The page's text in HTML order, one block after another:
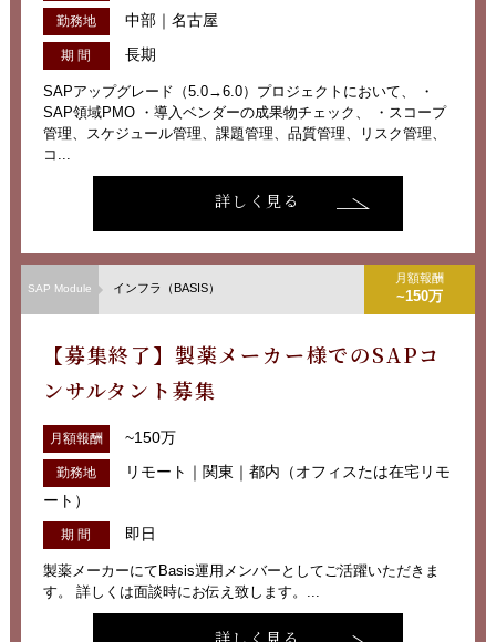
勤務地 中部｜名古屋
期 間 長期
SAPアップグレード（5.0→6.0）プロジェクトにおいて、 ・
SAP領域PMO ・導入ベンダーの成果物チェック、 ・スコープ
管理、スケジュール管理、課題管理、品質管理、リスク管理、
コ...
詳しく見る
SAP Module インフラ（BASIS）
月額報酬
~150万
【募集終了】製薬メーカー様でのSAPコ
ンサルタント募集
月額報酬 ~150万
勤務地
リモート｜関東｜都内（オフィスたは在宅リモ
ート）
期 間 即日
製薬メーカーにてBasis運用メンバーとしてご活躍いただきま
す。 詳しくは面談時にお伝え致します。...
詳しく見る